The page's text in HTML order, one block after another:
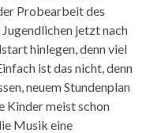
Probearbeit des
jetzt nach
hinlegen, denn viel
ist das nicht, denn
neuem Stundenplan
Kinder meist schon
Musik eine